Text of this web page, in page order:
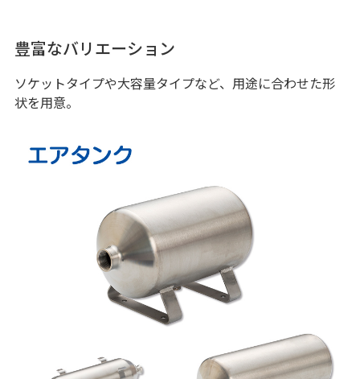
豊富なバリエーション
ソケットタイプや大容量タイプなど、用途に合わせた形
状を用意。